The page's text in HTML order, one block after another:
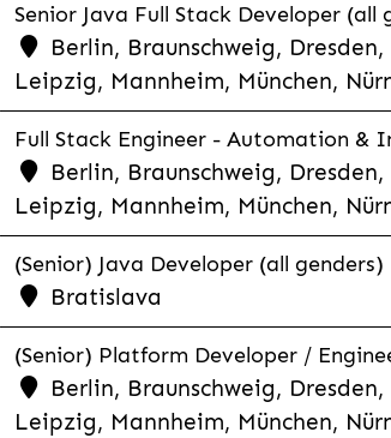
Senior Java Full Stack Developer (all
Berlin, Braunschweig,
Leipzig, Mannheim, München,
Full Stack Engineer - Automation &
Berlin, Braunschweig,
Leipzig, Mannheim, München,
(Senior) Java Developer (all genders)
Bratislava
(Senior) Platform Developer /
Berlin, Braunschweig,
Leipzig, Mannheim, München,